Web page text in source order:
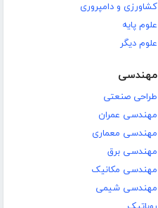
کشاورزی و دامپروری
علوم پایه
علوم دیگر
مهندسی
طراحی صنعتی
مهندسی عمران
مهندسی معماری
مهندسی برق
مهندسی مکانیک
مهندسی شیمی